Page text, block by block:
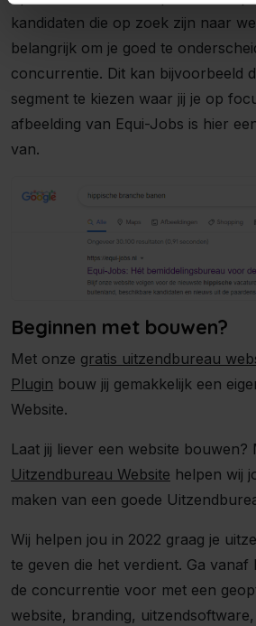
kandidaten die op zoek zijn naar
belangrijk om je goed te
concurrentie. Dit kan bijvoorbeeld
segment te kiezen waar jij je op
afbeelding van Equi-Jobs is hier
van.
Beginnen met bouwen?
Met onze gratis uitzendbureau
Plugin bouw jij gemakkelijk een
Website.
Laat jij liever een website bouwen?
Uitzendbureau Website helpen wij
maken van een goede
Wij helpen jou in 2022 graag je
te geven die het verdient. Ga vanaf
de concurrentie voor met een
website, branding,